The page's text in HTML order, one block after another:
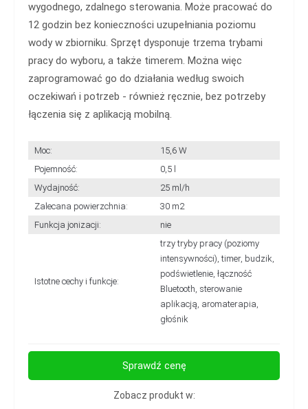
wygodnego, zdalnego sterowania. Może pracować do
12 godzin bez konieczności uzupełniania poziomu
wody w zbiorniku. Sprzęt dysponuje trzema trybami
pracy do wyboru, a także timerem. Można więc
zaprogramować go do działania według swoich
oczekiwań i potrzeb - również ręcznie, bez potrzeby
łączenia się z aplikacją mobilną.
Moc:
15,6 W
Pojemność:
0,5 l
Wydajność:
25 ml/h
Zalecana powierzchnia:
30 m2
Funkcja jonizacji:
nie
Istotne cechy i funkcje:
trzy tryby pracy (poziomy
intensywności), timer, budzik,
podświetlenie, łączność
Bluetooth, sterowanie
aplikacją, aromaterapia,
głośnik
Sprawdź cenę
Zobacz produkt w: